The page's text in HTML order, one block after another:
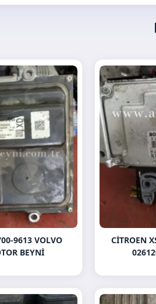
9613 VOLVO
BEYNI
CITROEN